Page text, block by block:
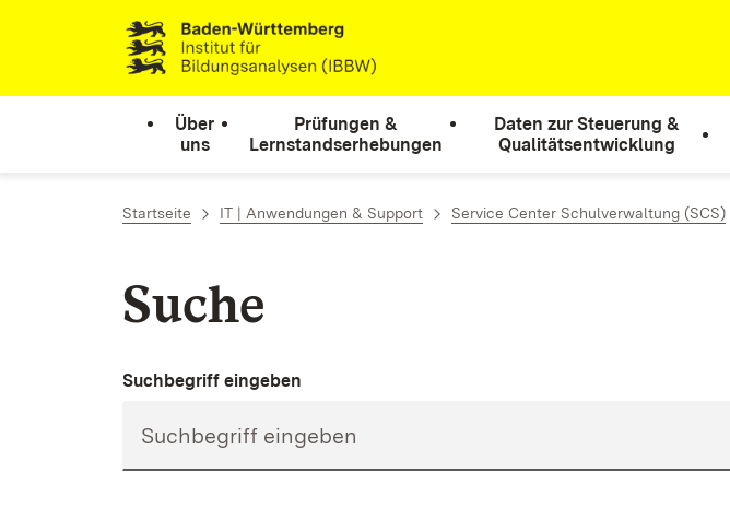
Zum Inhalt springen
Link zur Startseite
Über
uns
Prüfungen &
Lernstandserhebungen
Daten zur Steuerung &
Qualitätsentwicklung
Startseite IT | Anwendungen & Support Service Center Schulverwaltung (SCS)
Suche
Suchbegriff eingeben